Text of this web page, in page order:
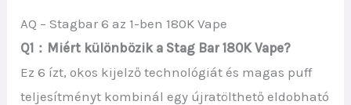
AQ – Stagbar 6 az 1-ben 180K Vape
Q1：Miért különbözik a Stag Bar 180K Vape?
Ez 6 ízt, okos kijelző technológiát és magas puff
teljesítményt kombinál egy újratölthető eldobható